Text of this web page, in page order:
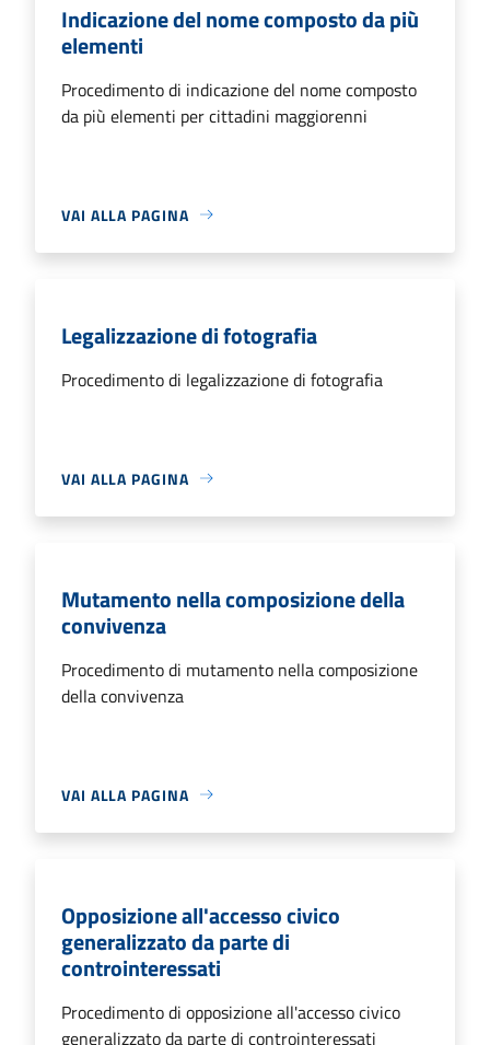
Indicazione del nome composto da più
elementi
Procedimento di indicazione del nome composto
da più elementi per cittadini maggiorenni
VAI ALLA PAGINA
Legalizzazione di fotografia
Procedimento di legalizzazione di fotografia
VAI ALLA PAGINA
Mutamento nella composizione della
convivenza
Procedimento di mutamento nella composizione
della convivenza
VAI ALLA PAGINA
Opposizione all'accesso civico
generalizzato da parte di
controinteressati
Procedimento di opposizione all'accesso civico
generalizzato da parte di controinteressati